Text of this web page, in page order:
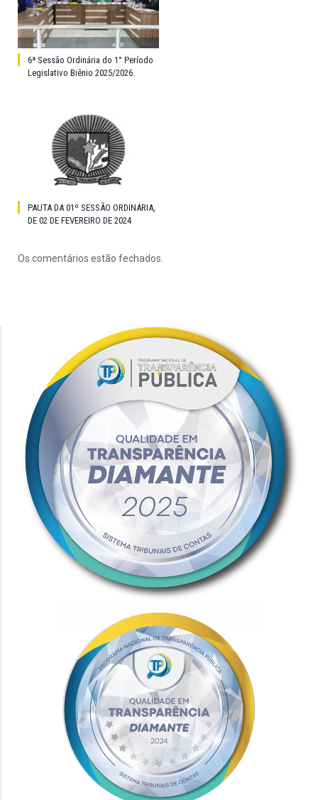
6ª Sessão Ordinária do 1° Período
Legislativo Biênio 2025/2026.
PAUTA DA 01º SESSÃO ORDINÁRIA,
DE 02 DE FEVEREIRO DE 2024
Os comentários estão fechados.